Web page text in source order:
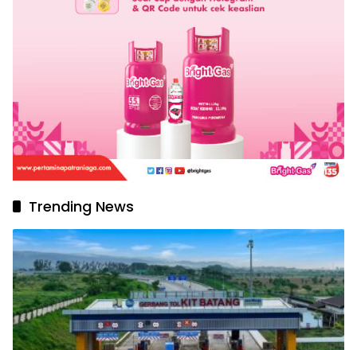
Trending News